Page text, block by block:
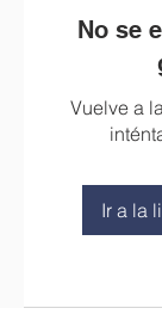
No se
Vuelve a
Ir a la